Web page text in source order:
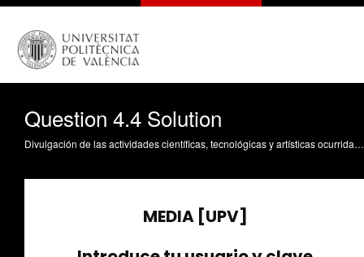
Question 4.4 Solution
Divulgación de las actividades científicas, tecnológicas y artísticas ocurridas en los tres campus de la UPV